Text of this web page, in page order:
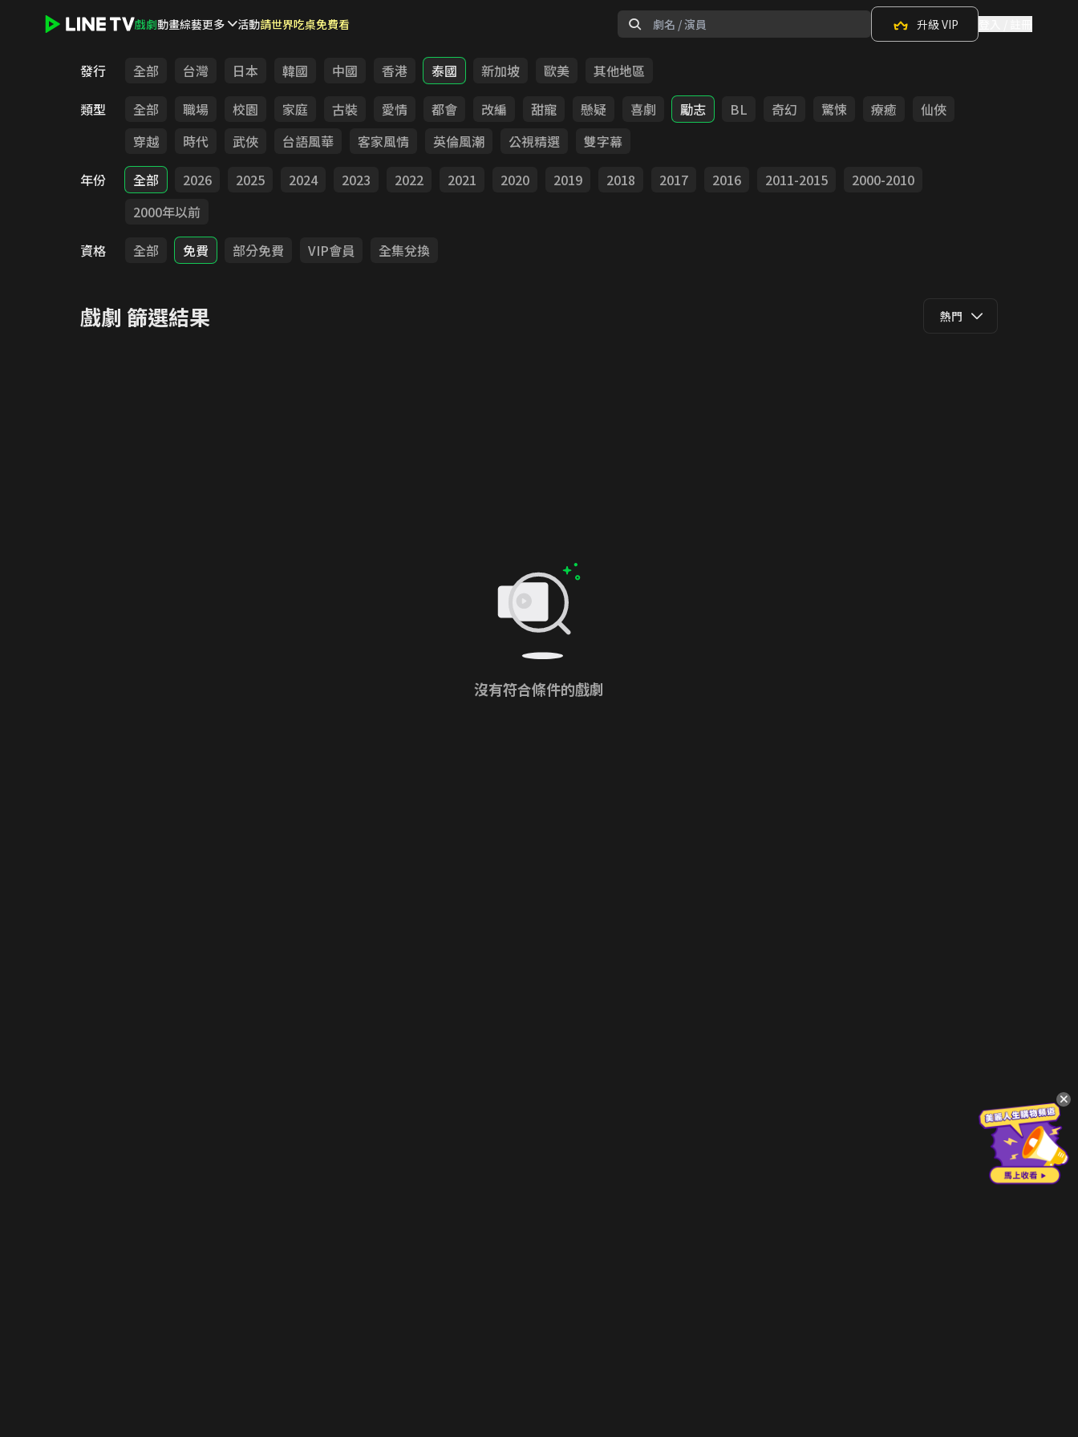
戲劇動畫綜藝更多 活動請世界吃桌免費看 升級 VIP
發行 全部 台灣 日本 韓國 中國 香港 泰國 新加坡 歐美
其他地區
類型
全部 職場 校園 家庭 古裝 愛情 都會 改編 甜寵 懸疑 喜劇 勵志 BL 奇幻 驚悚 療癒
仙俠
穿越
時代 武俠 台語風華 客家風情 英倫風潮 公視精選
雙字幕
年份
全部 2026 2025 2024 2023 2022 2021 2020 2019 2018 2017 2016 2011-2015
2000-2010
2000年以前
資格
全部 免費 部分免費 VIP會員 全集兌換
戲劇 篩選結果 熱門
沒有符合條件的戲劇